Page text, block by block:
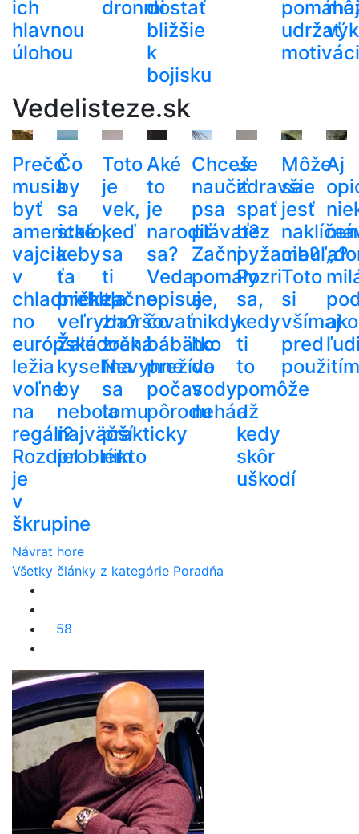
ich
hlavnou
úlohou
dronmidostať
bližšie
k
bojisku
udržať
Vedelisteze.sk
Prečo
musia
byť
americké
vajcia
v
chladničke,
no
európske
ležia
voľne
na
regáli?
Rozdiel
je
v
škrupine
Čo
by
sa
stalo,
keby
ťa
prehltla
veľryba?
Žalúdočná
kyselina
by
nebola
najväčší
problém
Toto
je
vek,
keď
sa
ti
začne
zhoršovať
zrak.
Nevyhne
sa
tomu
prakticky
nikto
Aké
to
je
narodiť
sa?
Veda
opisuje,
čo
bábätko
prežíva
počas
pôrodu
Chceš
naučiť
psa
plávať?
Začni
pomaly
a
nikdy
ho
do
vody
nehádž
Je
zdravšie
spať
bez
pyžama?
Pozri
sa,
kedy
ti
to
pomôže
a
kedy
skôr
uškodí
Môže
sa
jesť
cibuľa?
Toto
si
všímaj
pred
použitím
Aj
ako
Návrat hore
Všetky články z kategórie Poradňa
58